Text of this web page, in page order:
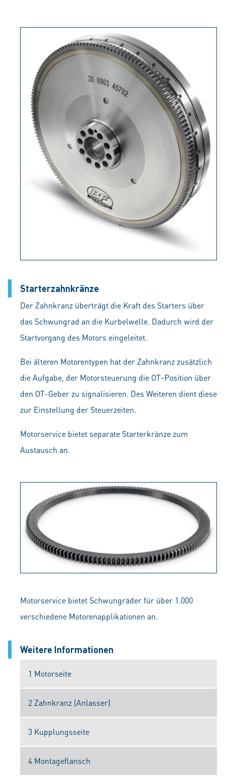
Starterzahnkränze
Der Zahnkranz überträgt die Kraft des Starters über
das Schwungrad an die Kurbelwelle. Dadurch wird der
Startvorgang des Motors eingeleitet.
Bei älteren Motorentypen hat der Zahnkranz zusätzlich
die Aufgabe, der Motorsteuerung die OT-Position über
den OT-Geber zu signalisieren. Des Weiteren dient diese
zur Einstellung der Steuerzeiten.
Motorservice bietet separate Starterkränze zum
Austausch an.
Motorservice bietet Schwungräder für über 1.000
verschiedene Motorenapplikationen an.
Weitere Informationen
1 Motorseite
2 Zahnkranz (Anlasser)
3 Kupplungsseite
4 Montageflansch